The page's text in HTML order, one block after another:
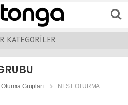
DİĞER KATEGORİLER
Oturma Grupları
NEST OTURMA